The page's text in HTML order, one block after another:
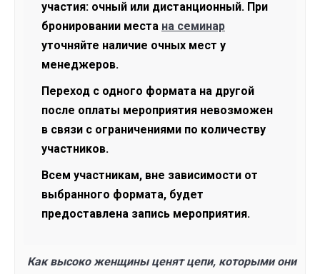
участия: очный или дистанционный. При
бронировании места на семинар
уточняйте наличие очных мест у
менеджеров.
Переход с одного формата на другой
после оплаты мероприятия невозможен
в связи с ограничениями по количеству
участников.
Всем участникам, вне зависимости от
выбранного формата, будет
предоставлена запись мероприятия.
Как высоко женщины ценят цепи, которыми они